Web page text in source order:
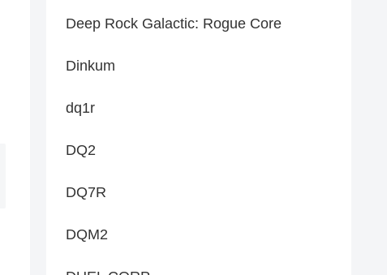
Deep Rock Galactic: Rogue Core
Dinkum
dq1r
DQ2
DQ7R
DQM2